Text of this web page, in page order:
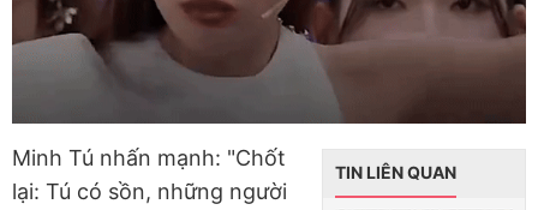
TIN LIÊN QUAN
Minh Tú nhấn mạnh: "Chốt
lại: Tú có sồn, những người